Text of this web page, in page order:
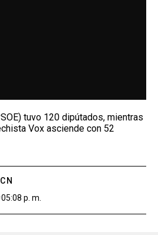
tuvo 120 dipútados, mientras
Vox asciende con 52
05:08 p. m.